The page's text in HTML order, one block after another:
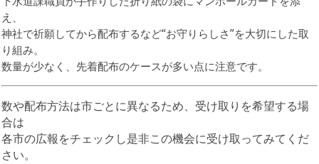
え、
神社で祈願してから配布するなど“お守りらしさ”を大切にした取
り組み。
数量が少なく、先着配布のケースが多い点に注意です。
数や配布方法は市ごとに異なるため、受け取りを希望する場
合は
各市の広報をチェックし是非この機会に受け取ってみてくだ
さい。